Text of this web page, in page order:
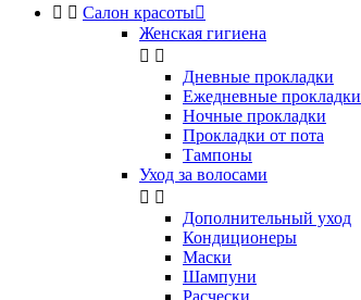
  Салон красоты
Женская гигиена
 
Дневные прокладки
Ежедневные прокладки
Ночные прокладки
Прокладки от пота
Тампоны
Уход за волосами
 
Дополнительный уход
Кондиционеры
Маски
Шампуни
Расчески